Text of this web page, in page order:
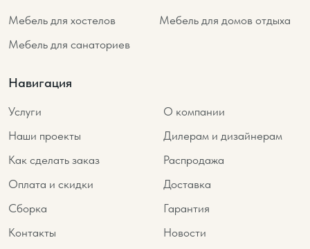
Мебель для хостелов
Мебель для домов отдыха
Мебель для санаториев
Навигация
Услуги
О компании
Наши проекты
Дилерам и дизайнерам
Как сделать заказ
Распродажа
Оплата и скидки
Доставка
Сборка
Гарантия
Контакты
Новости